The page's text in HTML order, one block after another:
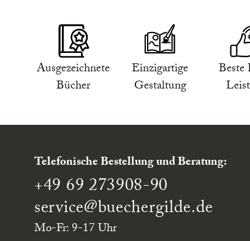
Ausgezeichnete
Bücher
Einzigartige
Gestaltung
Beste
Telefonische Bestellung und Beratung:
+49 69 273908-90
service@buechergilde.de
Mo-Fr: 9-17 Uhr